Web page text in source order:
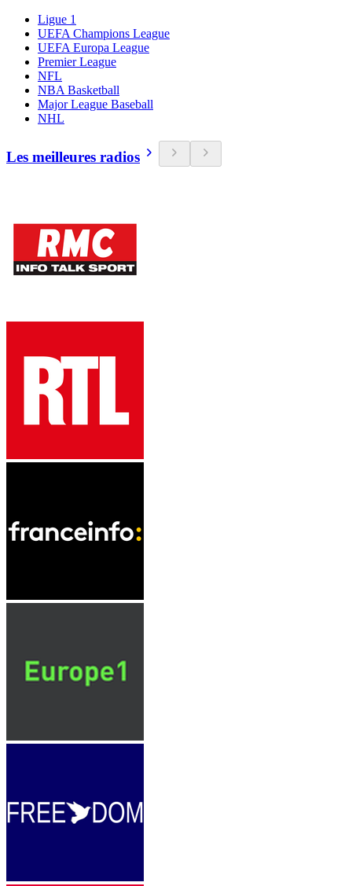
Ligue 1
UEFA Champions League
UEFA Europa League
Premier League
NFL
NBA Basketball
Major League Baseball
NHL
Les meilleures radios